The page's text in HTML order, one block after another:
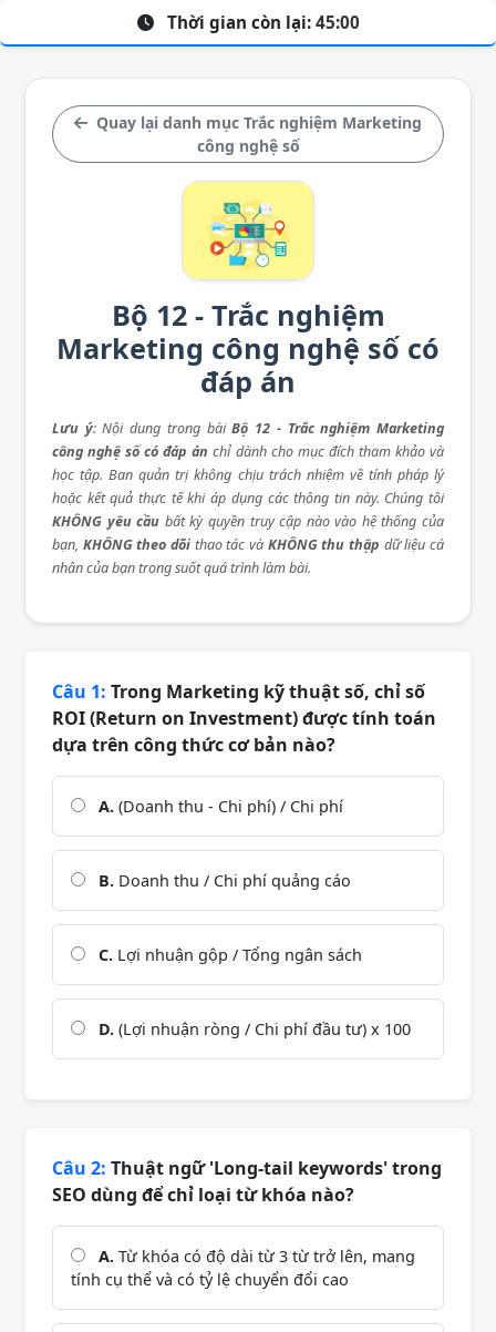
Quay lại danh mục Trắc nghiệm Marketing
công nghệ số
Bộ 12 - Trắc nghiệm
Marketing công nghệ số có
đáp án
Lưu ý: Nội dung trong bàiBộ 12 - Trắc nghiệm Marketing
công nghệ số có đáp án chỉ dành cho mục đích tham khảo và
học tập. Ban quản trị không chịu trách nhiệm về tính pháp lý
hoặc kết quả thực tế khi áp dụng các thông tin này. Chúng tôi
KHÔNG yêu cầu bất kỳ quyền truy cập nào vào hệ thống của
bạn, KHÔNG theo dõi thao tác và KHÔNG thu thập dữ liệu cá
nhân của bạn trong suốt quá trình làm bài.
Thời gian còn lại: 45:00
Câu 1: Trong Marketing kỹ thuật số, chỉ số
ROI (Return on Investment) được tính toán
dựa trên công thức cơ bản nào?
A. (Doanh thu - Chi phí) / Chi phí
B. Doanh thu / Chi phí quảng cáo
C. Lợi nhuận gộp / Tổng ngân sách
D. (Lợi nhuận ròng / Chi phí đầu tư) x 100
Câu 2: Thuật ngữ 'Long-tail keywords' trong
SEO dùng để chỉ loại từ khóa nào?
A. Từ khóa có độ dài từ 3 từ trở lên, mang
tính cụ thể và có tỷ lệ chuyển đổi cao